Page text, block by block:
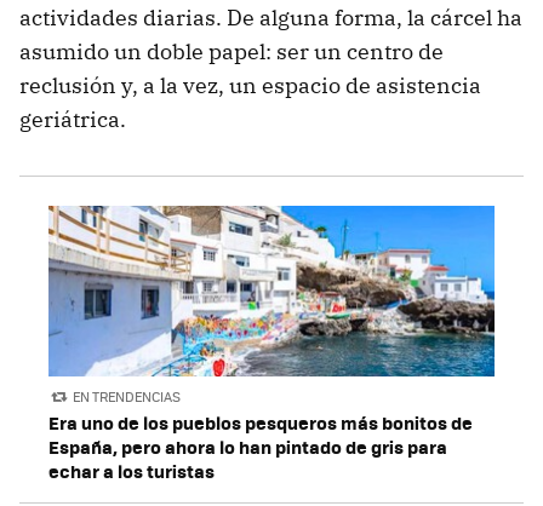
actividades diarias. De alguna forma, la cárcel ha
asumido un doble papel: ser un centro de
reclusión y, a la vez, un espacio de asistencia
geriátrica.
EN TRENDENCIAS
Era uno de los pueblos pesqueros más bonitos de
España, pero ahora lo han pintado de gris para
echar a los turistas